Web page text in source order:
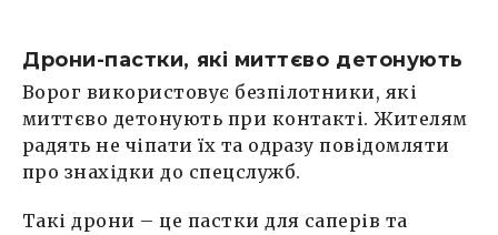
Дрони-пастки, які миттєво детонують
Ворог використовує безпілотники, які
миттєво детонують при контакті. Жителям
радять не чіпати їх та одразу повідомляти
про знахідки до спецслужб.
Такі дрони – це пастки для саперів та